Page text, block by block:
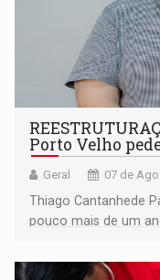
Porto Velho
Geral 07 de
Thiago Cantanhede
pouco mais de um